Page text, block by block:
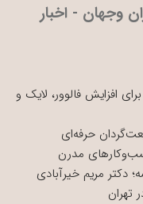
وجهان - اخبار
افزایش فالوور، لایک و
حرفه‌ای
مدرن
دکتر مریم خیرآبادی